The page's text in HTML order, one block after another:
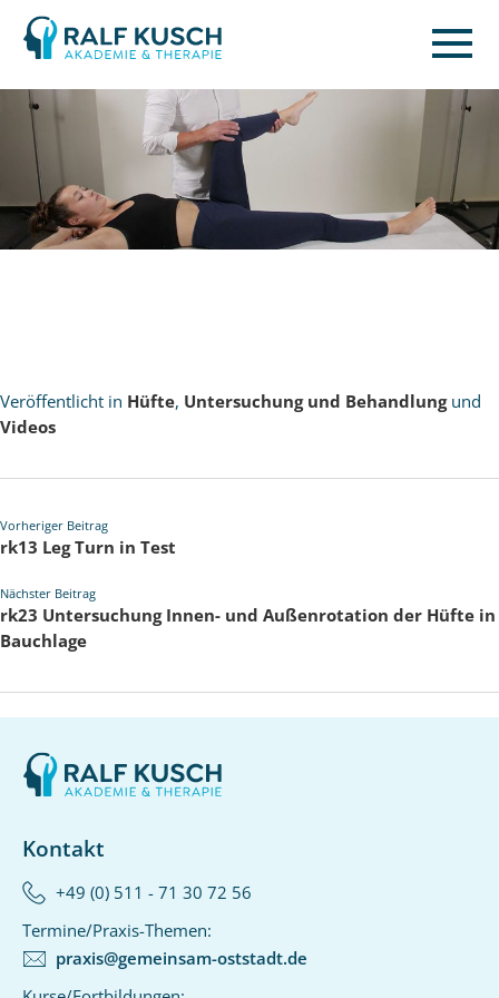
Ralf
Kusch
Veröffentlicht in Hüfte, Untersuchung und Behandlungund
Videos
Vorheriger Beitrag
rk13 Leg Turn in Test
Nächster Beitrag
rk23 Untersuchung Innen- und Außenrotation der Hüfte in
Bauchlage
Kontakt
+49 (0) 511 - 71 30 72 56‬
Termine/Praxis-Themen:
praxis@gemeinsam-oststadt.de